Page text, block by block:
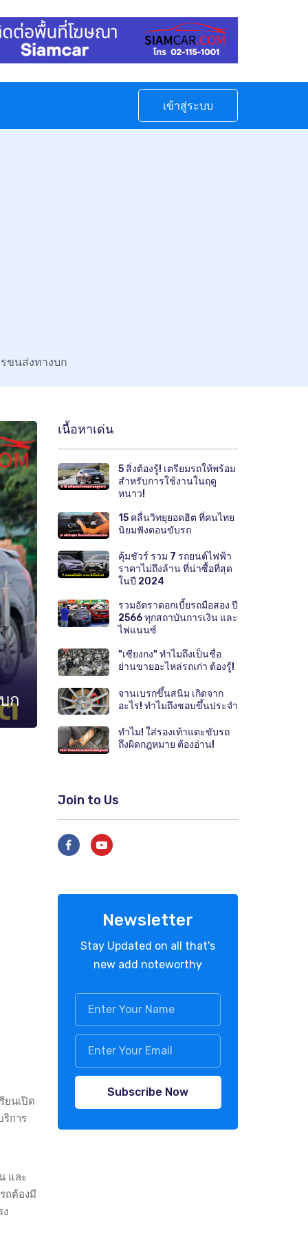
เข้าสู่ระบบ
ขนส่งทางบก
ก
ยนเปิด
ริการ
และ
ถต้องมี
ง
เนื้อหาเด่น
5 สิ่งต้องรู้! เตรียมรถให้พร้อม
สำหรับการใช้งานในฤดู
หนาว!
15 คลื่นวิทยุยอดฮิต ที่คนไทย
นิยมฟังตอนขับรถ
คุ้มชัวร์ รวม 7 รถยนต์ไฟฟ้า
ราคาไม่ถึงล้าน ที่น่าซื้อที่สุด
ในปี 2024
รวมอัตราดอกเบี้ยรถมือสอง ปี
2566 ทุกสถาบันการเงิน และ
ไฟแนนซ์
"เซียงกง" ทำไมถึงเป็นชื่อ
ย่านขายอะไหล่รถเก่า ต้องรู้!
จานเบรกขึ้นสนิม เกิดจาก
อะไร! ทำไมถึงชอบขึ้นประจำ
ทำไม! ใส่รองเท้าแตะขับรถ
ถึงผิดกฎหมาย ต้องอ่าน!
Join to Us
Newsletter
Stay Updated on all that's
new add noteworthy
Subscribe Now